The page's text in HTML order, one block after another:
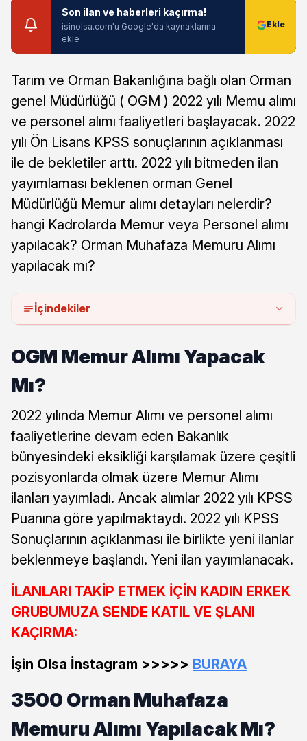
Son ilan ve haberleri kaçırma!
isinolsa.com'u Google'da kaynaklarına
ekle
Tarım ve Orman Bakanlığına bağlı olan Orman
genel Müdürlüğü ( OGM ) 2022 yılı Memu alımı
ve personel alımı faaliyetleri başlayacak. 2022
yılı Ön Lisans KPSS sonuçlarının açıklanması
ile de bekletiler arttı. 2022 yılı bitmeden ilan
yayımlaması beklenen orman Genel
Müdürlüğü Memur alımı detayları nelerdir?
hangi Kadrolarda Memur veya Personel alımı
yapılacak? Orman Muhafaza Memuru Alımı
yapılacak mı?
İçindekiler
OGM Memur Alımı Yapacak
Mı?
2022 yılında Memur Alımı ve personel alımı
faaliyetlerine devam eden Bakanlık
bünyesindeki eksikliği karşılamak üzere çeşitli
pozisyonlarda olmak üzere Memur Alımı
ilanları yayımladı. Ancak alımlar 2022 yılı KPSS
Puanına göre yapılmaktaydı. 2022 yılı KPSS
Sonuçlarının açıklanması ile birlikte yeni ilanlar
beklenmeye başlandı. Yeni ilan yayımlanacak.
İLANLARI TAKİP ETMEK İÇİN KADIN ERKEK
GRUBUMUZA SENDE KATIL VE ŞLANI
KAÇIRMA:
İşin Olsa İnstagram >>>>> BURAYA
3500 Orman Muhafaza
Memuru Alımı Yapılacak Mı?